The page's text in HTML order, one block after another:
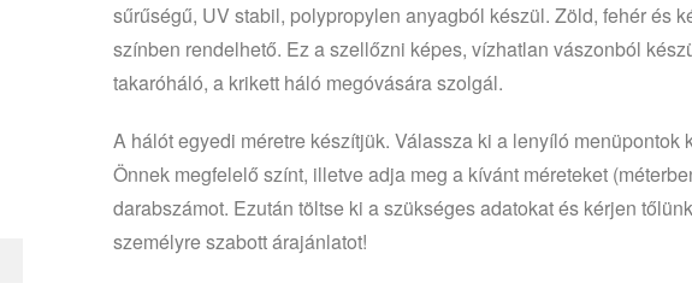
sűrűségű, UV stabil, polypropylen anyagból készül. Zöld, fehér és
színben rendelhető. Ez a szellőzni képes, vízhatlan vászonból
takaróháló, a krikett háló megóvására szolgál.
A hálót egyedi méretre készítjük. Válassza ki a lenyíló menüpontok
Önnek megfelelő színt, illetve adja meg a kívánt méreteket
darabszámot. Ezután töltse ki a szükséges adatokat és kérjen tőlünk
személyre szabott árajánlatot!